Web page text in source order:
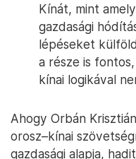
Kínát, mint
gazdasági
lépéseket
a része is
kínai logikával
Ahogy Orbán
orosz–kínai
gazdasági alapja,